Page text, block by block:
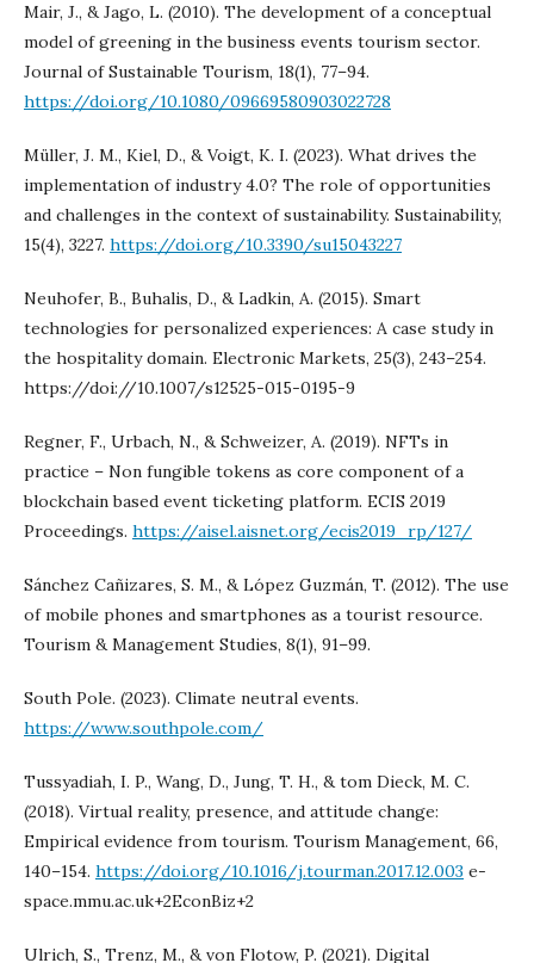
Mair, J., & Jago, L. (2010). The development of a conceptual
model of greening in the business events tourism sector.
Journal of Sustainable Tourism, 18(1), 77–94.
https://doi.org/10.1080/09669580903022728
Müller, J. M., Kiel, D., & Voigt, K. I. (2023). What drives the
implementation of industry 4.0? The role of opportunities
and challenges in the context of sustainability. Sustainability,
15(4), 3227. https://doi.org/10.3390/su15043227
Neuhofer, B., Buhalis, D., & Ladkin, A. (2015). Smart
technologies for personalized experiences: A case study in
the hospitality domain. Electronic Markets, 25(3), 243–254.
https://doi://10.1007/s12525-015-0195-9
Regner, F., Urbach, N., & Schweizer, A. (2019). NFTs in
practice – Non fungible tokens as core component of a
blockchain based event ticketing platform. ECIS 2019
Proceedings. https://aisel.aisnet.org/ecis2019_rp/127/
Sánchez Cañizares, S. M., & López Guzmán, T. (2012). The use
of mobile phones and smartphones as a tourist resource.
Tourism & Management Studies, 8(1), 91–99.
South Pole. (2023). Climate neutral events.
https://www.southpole.com/
Tussyadiah, I. P., Wang, D., Jung, T. H., & tom Dieck, M. C.
(2018). Virtual reality, presence, and attitude change:
Empirical evidence from tourism. Tourism Management, 66,
140–154. https://doi.org/10.1016/j.tourman.2017.12.003 e-
space.mmu.ac.uk+2EconBiz+2
Ulrich, S., Trenz, M., & von Flotow, P. (2021). Digital